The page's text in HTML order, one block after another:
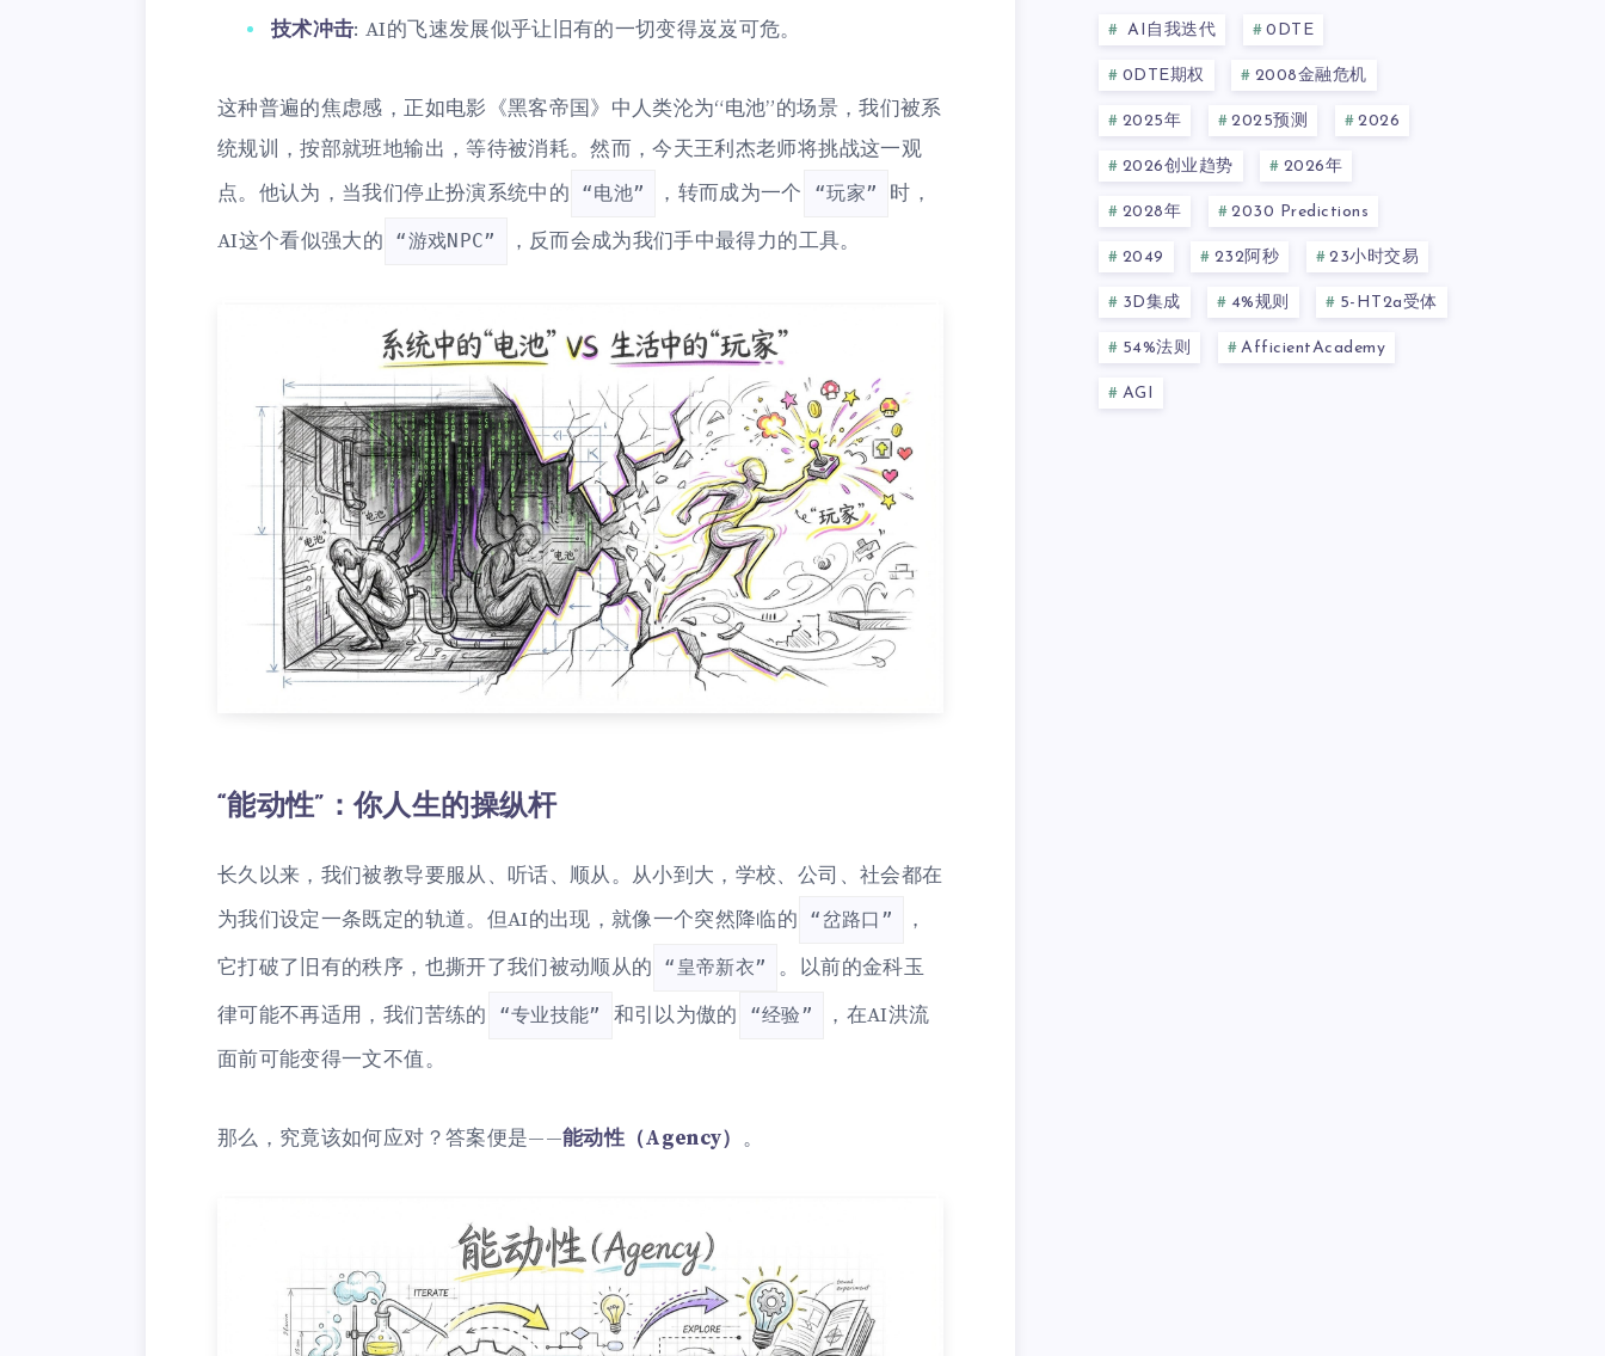
技术冲击: AI的飞速发展似乎让旧有的一切变得岌岌可危。
这种普遍的焦虑感，正如电影《黑客帝国》中人类沦为“电池”的场景，我们被系
统规训，按部就班地输出，等待被消耗。然而，今天王利杰老师将挑战这一观
点。他认为，当我们停止扮演系统中的
“电池” ，转而成为一个 “玩家”
时，
AI这个看似强大的
“游戏NPC” ，反而会成为我们手中最得力的工具。
“能动性”：你人生的操纵杆
长久以来，我们被教导要服从、听话、顺从。从小到大，学校、公司、社会都在
为我们设定一条既定的轨道。但AI的出现，就像一个突然降临的
“岔路口”
，
它打破了旧有的秩序，也撕开了我们被动顺从的
“皇帝新衣”
。以前的金科玉
律可能不再适用，我们苦练的
“专业技能” 和引以为傲的 “经验”
，在AI洪流
面前可能变得一文不值。
那么，究竟该如何应对？答案便是——能动性（Agency） 。
AI自我迭代 0DTE
0DTE期权 2008金融危机
2025年 2025预测 2026
2026创业趋势 2026年
2028年 2030 Predictions
2049 232阿秒 23小时交易
3D集成 4%规则 5-HT2a受体
54%法则 AfficientAcademy
AGI